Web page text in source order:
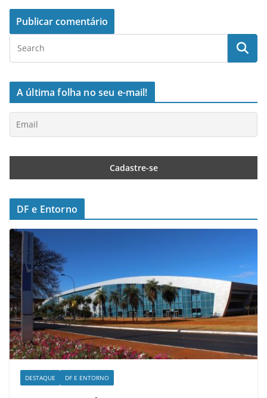
A última folha no seu e-mail!
DF e Entorno
DESTAQUE DF E ENTORNO